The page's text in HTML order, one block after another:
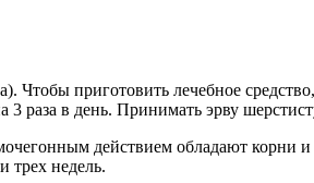
Чтобы приготовить лечебное
3 раза в день. Принимать эрву
действием обладают корни и
трех недель.